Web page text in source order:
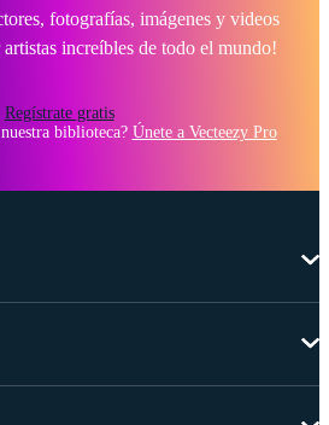
fotografías, imágenes y videos
increíbles de todo el mundo!
Regístrate gratis
biblioteca? Únete a Vecteezy Pro